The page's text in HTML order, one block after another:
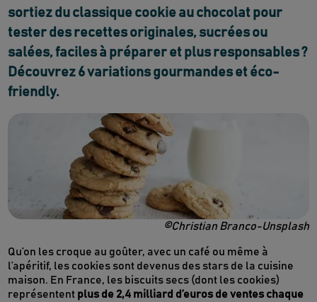
sortiez du classique cookie au chocolat pour
tester des recettes originales, sucrées ou
salées, faciles à préparer et plus responsables ?
Découvrez 6 variations gourmandes et éco-
friendly.
©Christian Branco-Unsplash
Qu’on les croque au goûter, avec un café ou même à
l’apéritif, les cookies sont devenus des stars de la cuisine
maison. En France, les biscuits secs (dont les cookies)
représentent plus de 2,4 milliard d’euros de ventes chaque